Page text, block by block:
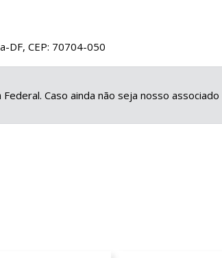
DF, CEP: 70704-050
Caso ainda não seja nosso associado